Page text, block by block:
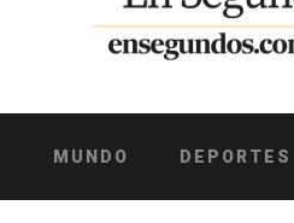
MUNDO DEPORTES